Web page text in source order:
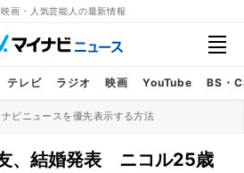
画・人気芸能人の最新情報
テレビ ラジオ 映画 YouTube BS・
ビニュースを優先表示する方法
、結婚発表 ニコル25歳